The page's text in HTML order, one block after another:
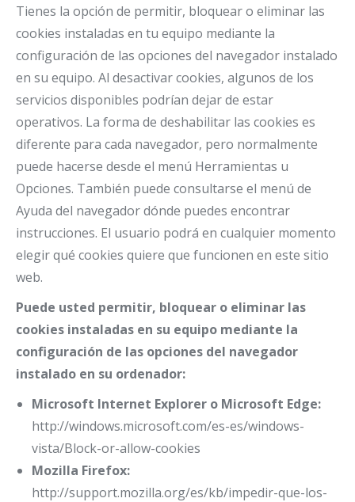
Tienes la opción de permitir, bloquear o eliminar las
cookies instaladas en tu equipo mediante la
configuración de las opciones del navegador instalado
en su equipo. Al desactivar cookies, algunos de los
servicios disponibles podrían dejar de estar
operativos. La forma de deshabilitar las cookies es
diferente para cada navegador, pero normalmente
puede hacerse desde el menú Herramientas u
Opciones. También puede consultarse el menú de
Ayuda del navegador dónde puedes encontrar
instrucciones. El usuario podrá en cualquier momento
elegir qué cookies quiere que funcionen en este sitio
web.
Puede usted permitir, bloquear o eliminar las
cookies instaladas en su equipo mediante la
configuración de las opciones del navegador
instalado en su ordenador:
Microsoft Internet Explorer o Microsoft Edge:
http://windows.microsoft.com/es-es/windows-
vista/Block-or-allow-cookies
Mozilla Firefox:
http://support.mozilla.org/es/kb/impedir-que-los-